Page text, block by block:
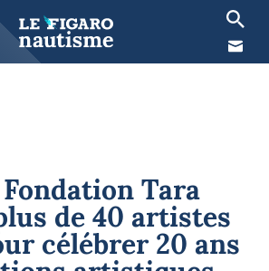
Tara
de 40 artistes
célébrer 20 ans